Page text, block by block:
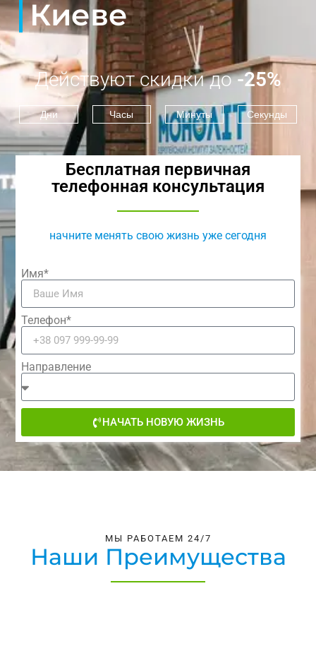
Киеве
Действуют скидки до -25%
Дни Часы Минуты Секунды
Бесплатная первичная
телефонная консультация
начните менять свою жизнь уже сегодня
Имя*
Телефон*
Направление
НАЧАТЬ НОВУЮ ЖИЗНЬ
МЫ РАБОТАЕМ 24/7
Наши Преимущества